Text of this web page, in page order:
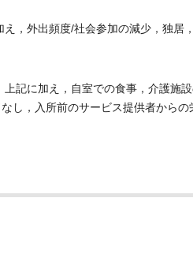
，外出頻度/社会参加の減少，独居
記に加え，自室での食事，介護施
し，入所前のサービス提供者からの